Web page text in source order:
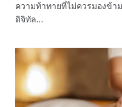
ความท้าทายที่ไม่ควรมองข้า
ดิจิทัล…